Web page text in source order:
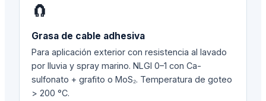
🧲
Grasa de cable adhesiva
Para aplicación exterior con resistencia al lavado
por lluvia y spray marino. NLGI 0–1 con Ca-
sulfonato + grafito o MoS₂. Temperatura de goteo
> 200 °C.